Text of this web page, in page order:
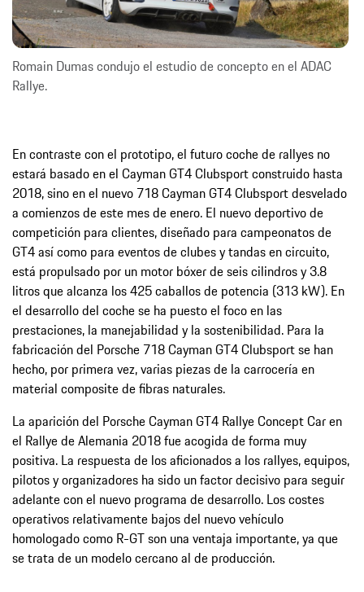
Romain Dumas condujo el estudio de concepto en el ADAC
Rallye.
En contraste con el prototipo, el futuro coche de rallyes no
estará basado en el Cayman GT4 Clubsport construido hasta
2018, sino en el nuevo 718 Cayman GT4 Clubsport desvelado
a comienzos de este mes de enero. El nuevo deportivo de
competición para clientes, diseñado para campeonatos de
GT4 así como para eventos de clubes y tandas en circuito,
está propulsado por un motor bóxer de seis cilindros y 3.8
litros que alcanza los 425 caballos de potencia (313 kW). En
el desarrollo del coche se ha puesto el foco en las
prestaciones, la manejabilidad y la sostenibilidad. Para la
fabricación del Porsche 718 Cayman GT4 Clubsport se han
hecho, por primera vez, varias piezas de la carrocería en
material composite de fibras naturales.
La aparición del Porsche Cayman GT4 Rallye Concept Car en
el Rallye de Alemania 2018 fue acogida de forma muy
positiva. La respuesta de los aficionados a los rallyes, equipos,
pilotos y organizadores ha sido un factor decisivo para seguir
adelante con el nuevo programa de desarrollo. Los costes
operativos relativamente bajos del nuevo vehículo
homologado como R-GT son una ventaja importante, ya que
se trata de un modelo cercano al de producción.